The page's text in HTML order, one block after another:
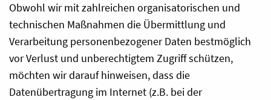
Obwohl wir mit zahlreichen organisatorischen und
technischen Maßnahmen die Übermittlung und
Verarbeitung personenbezogener Daten bestmöglich
vor Verlust und unberechtigtem Zugriff schützen,
möchten wir darauf hinweisen, dass die
Datenübertragung im Internet (z.B. bei der